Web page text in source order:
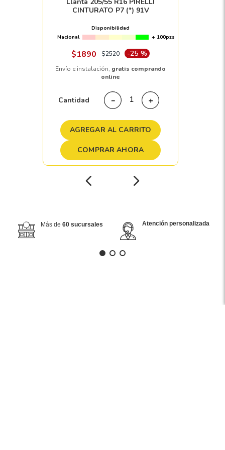
CINTURATO P7 (*) 91V
Disponibilidad
Nacional
+ 100pzs
$1890 $2520 -25 %
Envío e instalación, gratis comprando
online
Cantidad ＋
－
AGREGAR AL CARRITO
COMPRAR AHORA
Más de 60 sucursales Atención personalizada